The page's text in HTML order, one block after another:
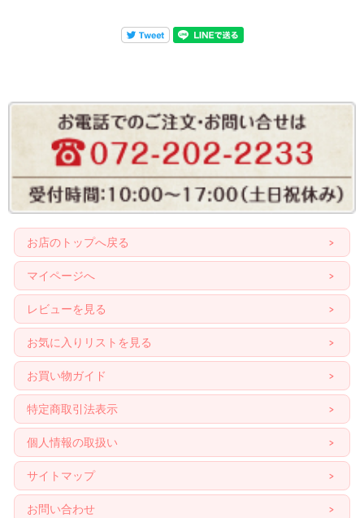
お店のトップへ戻る
マイページへ
レビューを見る
お気に入りリストを見る
お買い物ガイド
特定商取引法表示
個人情報の取扱い
サイトマップ
お問い合わせ